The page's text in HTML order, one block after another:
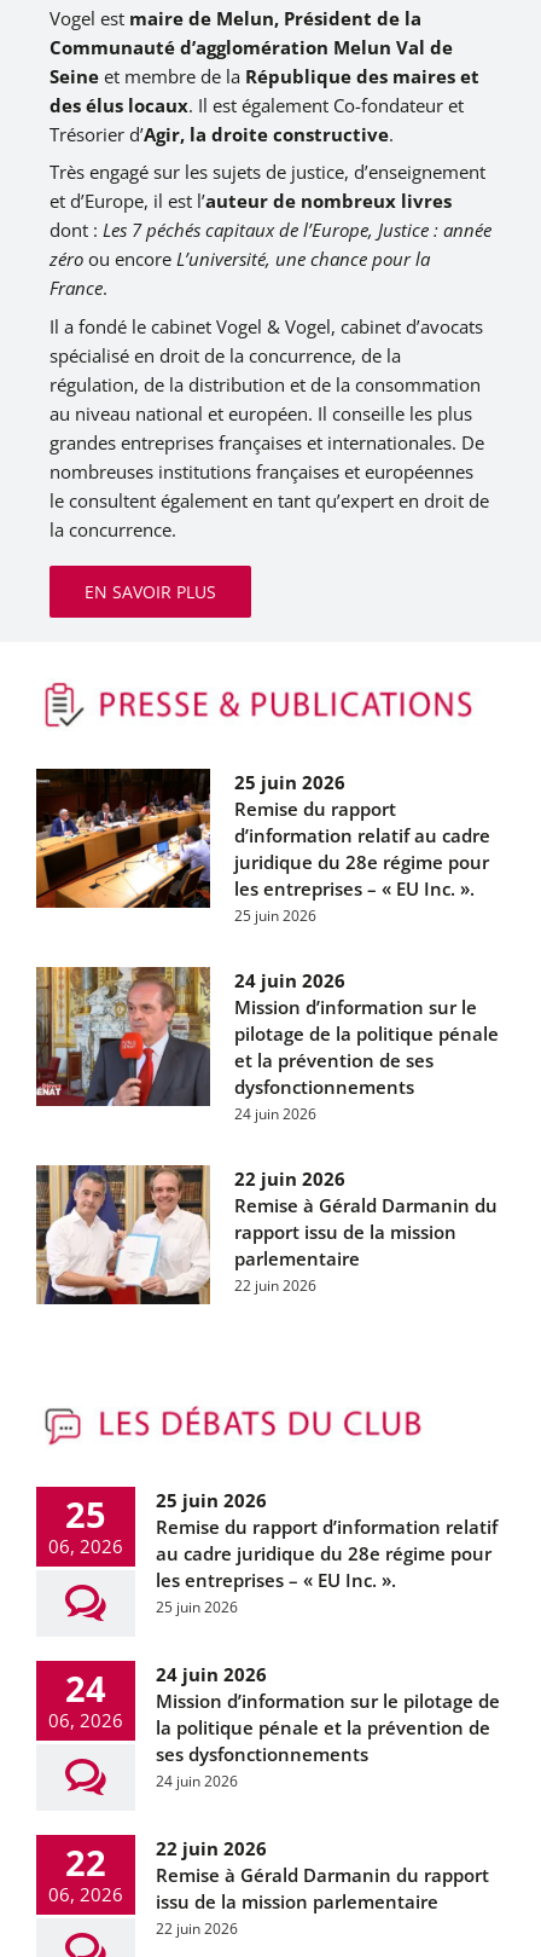
Vogel est maire de Melun, Président de la
Communauté d’agglomération Melun Val de
Seine et membre de la République des maires et
des élus locaux. Il est également Co-fondateur et
Trésorier d’Agir, la droite constructive.
Très engagé sur les sujets de justice, d’enseignement
et d’Europe, il est l’auteur de nombreux livres
dont : Les 7 péchés capitaux de l’Europe, Justice : année
zéroou encore L’université, une chance pour la
France.
Il a fondé le cabinet Vogel & Vogel, cabinet d’avocats
spécialisé en droit de la concurrence, de la
régulation, de la distribution et de la consommation
au niveau national et européen. Il conseille les plus
grandes entreprises françaises et internationales. De
nombreuses institutions françaises et européennes
le consultent également en tant qu’expert en droit de
la concurrence.
EN SAVOIR PLUS
25 juin 2026
Remise du rapport
d’information relatif au cadre
juridique du 28e régime pour
les entreprises – « EU Inc. ».
25 juin 2026
24 juin 2026
Mission d’information sur le
pilotage de la politique pénale
et la prévention de ses
dysfonctionnements
24 juin 2026
22 juin 2026
Remise à Gérald Darmanin du
rapport issu de la mission
parlementaire
22 juin 2026
25
06, 2026
25 juin 2026
Remise du rapport d’information relatif
au cadre juridique du 28e régime pour
les entreprises – « EU Inc. ».
25 juin 2026
24
06, 2026
24 juin 2026
Mission d’information sur le pilotage de
la politique pénale et la prévention de
ses dysfonctionnements
24 juin 2026
22
06, 2026
22 juin 2026
Remise à Gérald Darmanin du rapport
issu de la mission parlementaire
22 juin 2026